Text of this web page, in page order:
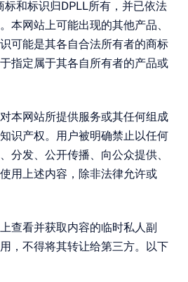
标和标识归DPLL所有，并已依法
本网站上可能出现的其他产品、
可能是其各自合法所有者的商标
指定属于其各自所有者的产品或
本网站所提供服务或其任何组成
识产权。用户被明确禁止以任何
分发、公开传播、向公众提供、
用上述内容，除非法律允许或
查看并获取内容的临时私人副
，不得将其转让给第三方。以下